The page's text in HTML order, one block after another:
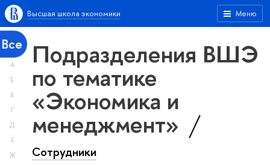
Меню
Высшая школа экономики
Все
А
Б
В
Г
Д
Е
Ж
Подразделения ВШЭ
по тематике
«Экономика и
менеджмент»
Сотрудники